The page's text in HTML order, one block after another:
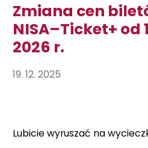
Zmiana cen
NISA–Ticket+ od
2026 r.
19. 12. 2025
Lubicie wyruszać na